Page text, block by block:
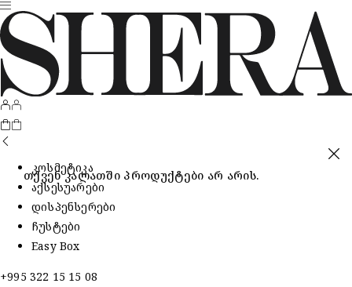
თქვენ კალათში პროდუქტები არ არის.
კოსმეტიკა
აქსესუარები
დისპენსერები
ჩუსტები
Easy Box
+995 322 15 15 08